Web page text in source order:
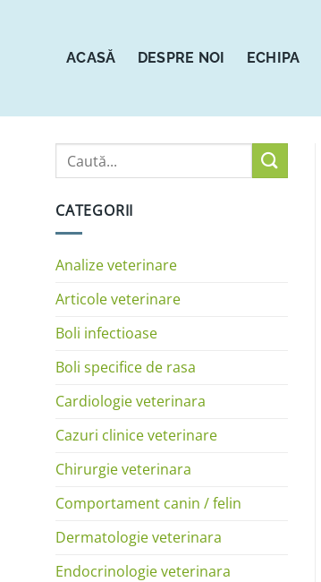
ACASĂ DESPRE NOI ECHIPA
CATEGORII
Analize veterinare
Articole veterinare
Boli infectioase
Boli specifice de rasa
Cardiologie veterinara
Cazuri clinice veterinare
Chirurgie veterinara
Comportament canin / felin
Dermatologie veterinara
Endocrinologie veterinara